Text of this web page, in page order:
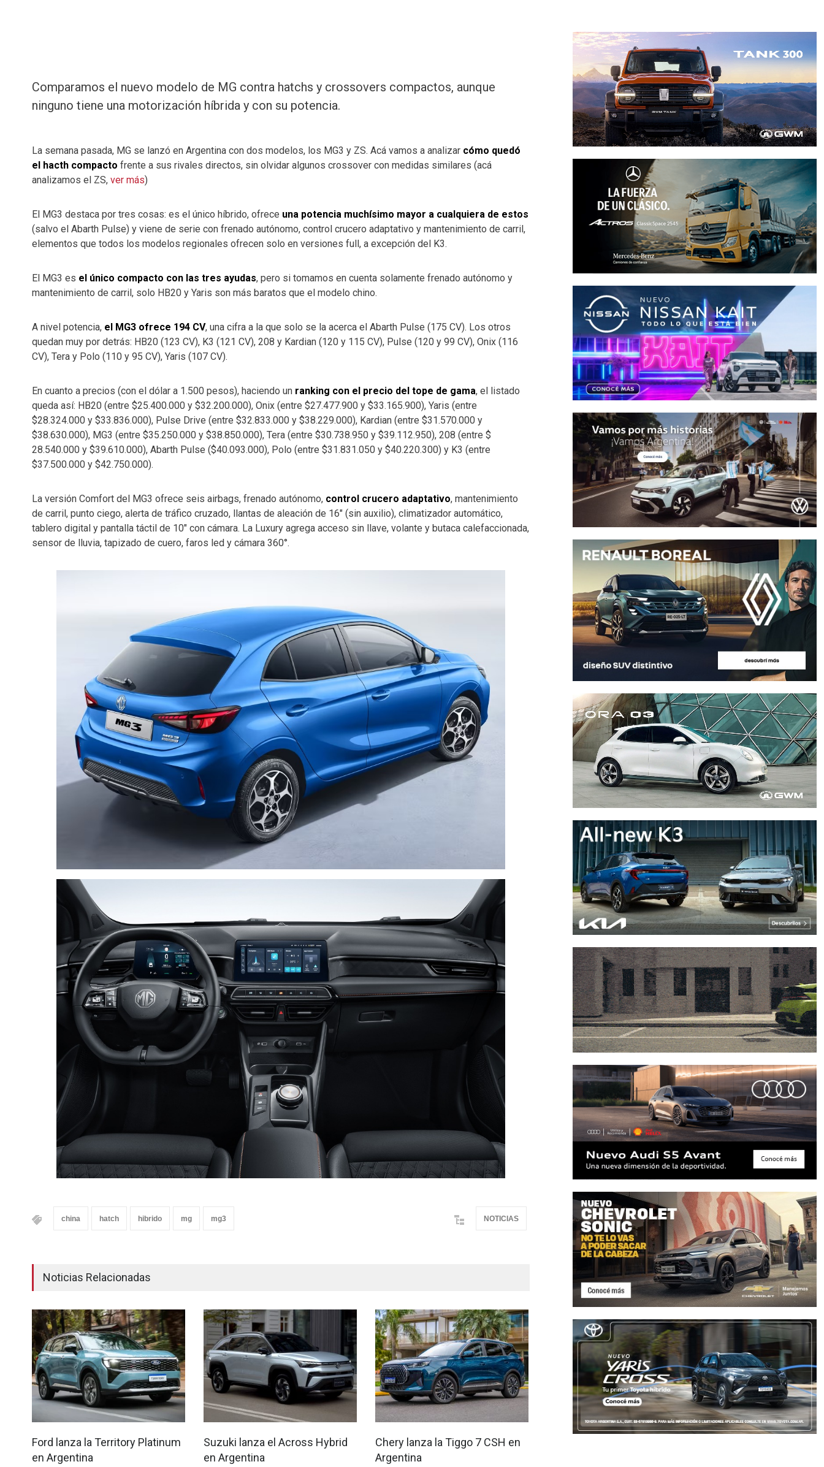
Comparamos el nuevo modelo de MG contra hatchs y crossovers compactos, aunque
ninguno tiene una motorización híbrida y con su potencia.
La semana pasada, MG se lanzó en Argentina con dos modelos, los MG3 y ZS. Acá vamos a analizar cómo quedó
el hacth compacto frente a sus rivales directos, sin olvidar algunos crossover con medidas similares (acá
analizamos el ZS, ver más)
El MG3 destaca por tres cosas: es el único híbrido, ofrece una potencia muchísimo mayor a cualquiera de estos
(salvo el Abarth Pulse) y viene de serie con frenado autónomo, control crucero adaptativo y mantenimiento de carril,
elementos que todos los modelos regionales ofrecen solo en versiones full, a excepción del K3.
El MG3 es el único compacto con las tres ayudas, pero si tomamos en cuenta solamente frenado autónomo y
mantenimiento de carril, solo HB20 y Yaris son más baratos que el modelo chino.
A nivel potencia, el MG3 ofrece 194 CV, una cifra a la que solo se la acerca el Abarth Pulse (175 CV). Los otros
quedan muy por detrás: HB20 (123 CV), K3 (121 CV), 208 y Kardian (120 y 115 CV), Pulse (120 y 99 CV), Onix (116
CV), Tera y Polo (110 y 95 CV), Yaris (107 CV).
En cuanto a precios (con el dólar a 1.500 pesos), haciendo un ranking con el precio del tope de gama, el listado
queda así: HB20 (entre $25.400.000 y $32.200.000), Onix (entre $27.477.900 y $33.165.900), Yaris (entre
$28.324.000 y $33.836.000), Pulse Drive (entre $32.833.000 y $38.229.000), Kardian (entre $31.570.000 y
$38.630.000), MG3 (entre $35.250.000 y $38.850.000), Tera (entre $30.738.950 y $39.112.950), 208 (entre $
28.540.000 y $39.610.000), Abarth Pulse ($40.093.000), Polo (entre $31.831.050 y $40.220.300) y K3 (entre
$37.500.000 y $42.750.000).
La versión Comfort del MG3 ofrece seis airbags, frenado autónomo, control crucero adaptativo, mantenimiento
de carril, punto ciego, alerta de tráfico cruzado, llantas de aleación de 16″ (sin auxilio), climatizador automático,
tablero digital y pantalla táctil de 10″ con cámara. La Luxury agrega acceso sin llave, volante y butaca calefaccionada,
sensor de lluvia, tapizado de cuero, faros led y cámara 360°.
china hatch hibrido mg mg3 NOTICIAS
Noticias Relacionadas
Ford lanza la Territory Platinum
en Argentina
Suzuki lanza el Across Hybrid
en Argentina
Chery lanza la Tiggo 7 CSH en
Argentina